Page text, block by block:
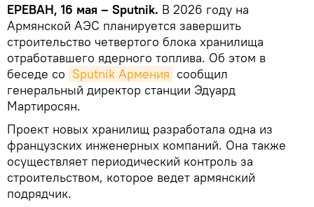
ЕРЕВАН, 16 мая – Sputnik. В 2026 году на
Армянской АЭС планируется завершить
строительство четвертого блока хранилища
отработавшего ядерного топлива. Об этом в
беседе со Sputnik Армения сообщил
генеральный директор станции Эдуард
Мартиросян.
Проект новых хранилищ разработала одна из
французских инженерных компаний. Она также
осуществляет периодический контроль за
строительством, которое ведет армянский
подрядчик.